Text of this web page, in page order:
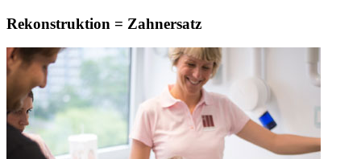
Rekonstruktion = Zahnersatz